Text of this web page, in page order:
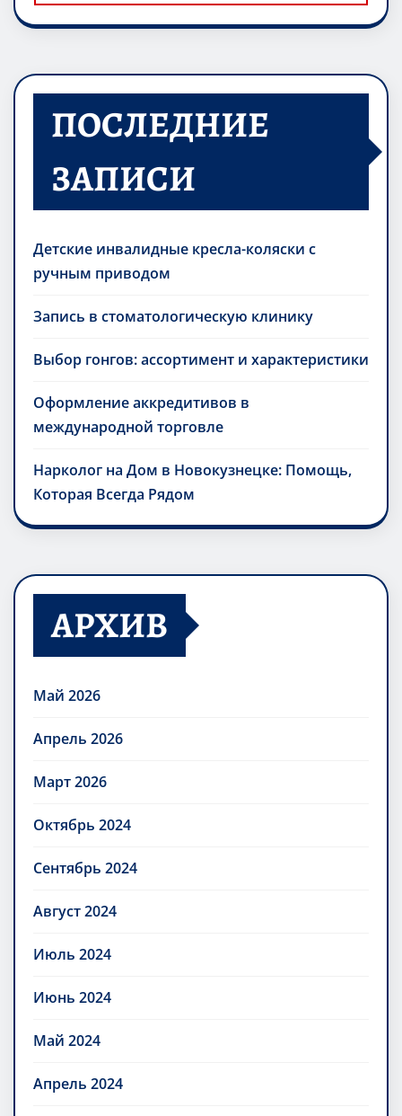
ПОСЛЕДНИЕ
ЗАПИСИ
Детские инвалидные кресла-коляски с
ручным приводом
Запись в стоматологическую клинику
Выбор гонгов: ассортимент и характеристики
Оформление аккредитивов в
международной торговле
Нарколог на Дом в Новокузнецке: Помощь,
Которая Всегда Рядом
АРХИВ
Май 2026
Апрель 2026
Март 2026
Октябрь 2024
Сентябрь 2024
Август 2024
Июль 2024
Июнь 2024
Май 2024
Апрель 2024